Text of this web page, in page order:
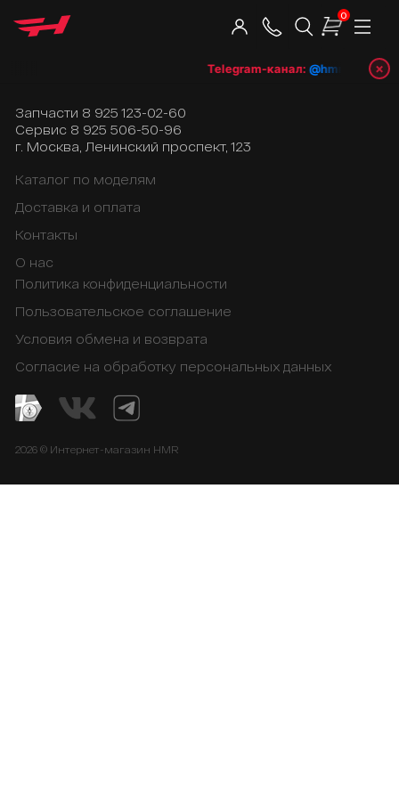
0
Telegram-канал: @hmrshop_ru
×
Запчасти 8 925 123-02-60
Сервис 8 925 506-50-96
г. Москва, Ленинский проспект, 123
Каталог по моделям
Доставка и оплата
Контакты
О нас
Политика конфиденциальности
Пользовательское соглашение
Условия обмена и возврата
Согласие на обработку персональных данных
2026 © Интернет-магазин HMR